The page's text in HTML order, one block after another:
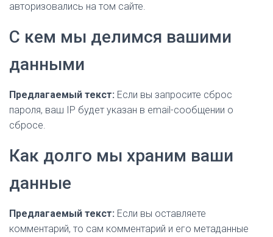
авторизовались на том сайте.
С кем мы делимся вашими
данными
Предлагаемый текст: Если вы запросите сброс
пароля, ваш IP будет указан в email-сообщении о
сбросе.
Как долго мы храним ваши
данные
Предлагаемый текст: Если вы оставляете
комментарий, то сам комментарий и его метаданные